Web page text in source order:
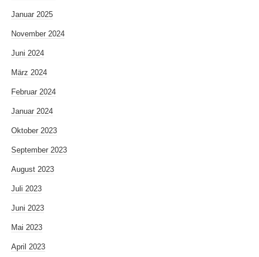
Januar 2025
November 2024
Juni 2024
März 2024
Februar 2024
Januar 2024
Oktober 2023
September 2023
August 2023
Juli 2023
Juni 2023
Mai 2023
April 2023